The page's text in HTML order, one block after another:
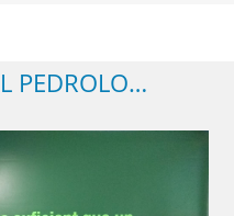
PEDROLO…